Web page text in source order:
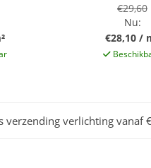
€29,60
Nu:
€28,10 /
verzending verlichting vanaf